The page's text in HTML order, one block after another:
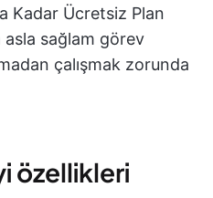
Kadar Ücretsiz Plan
sağlam görev
çalışmak zorunda
özellikleri